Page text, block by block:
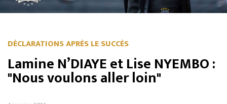
DÉCLARATIONS APRÈS LE SUCCÈS
Lamine N’DIAYE et Lise NYEMBO :
"Nous voulons aller loin"